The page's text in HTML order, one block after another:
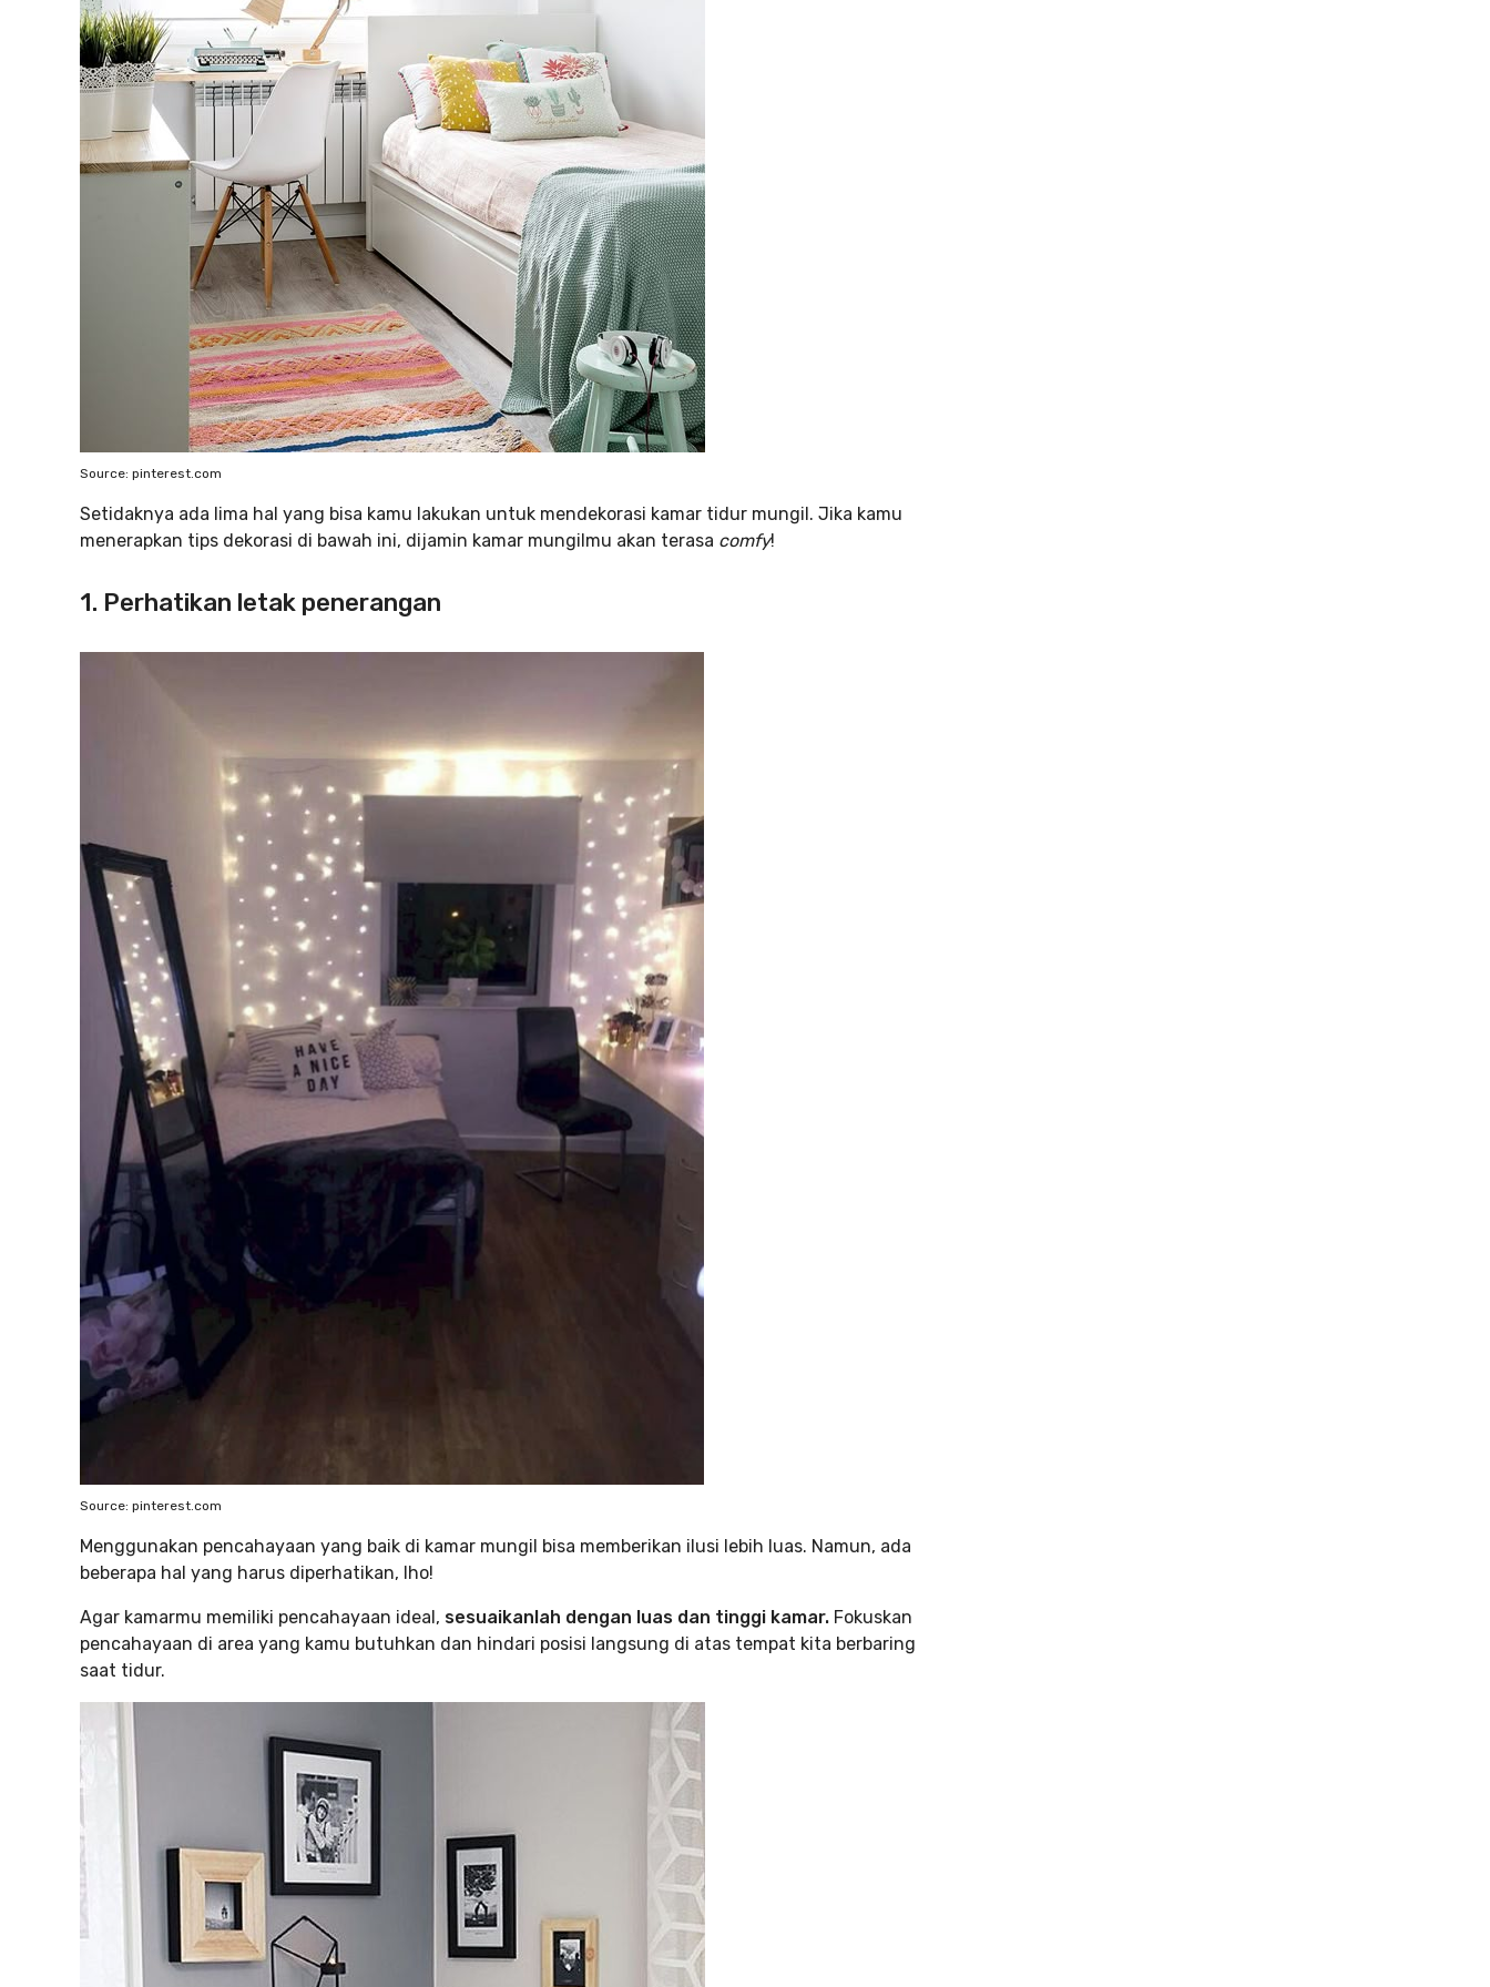
Source: pinterest.com
Setidaknya ada lima hal yang bisa kamu lakukan untuk mendekorasi kamar tidur mungil. Jika kamu
menerapkan tips dekorasi di bawah ini, dijamin kamar mungilmu akan terasa comfy!
1. Perhatikan letak penerangan
Source: pinterest.com
Menggunakan pencahayaan yang baik di kamar mungil bisa memberikan ilusi lebih luas. Namun, ada
beberapa hal yang harus diperhatikan, lho!
Agar kamarmu memiliki pencahayaan ideal, sesuaikanlah dengan luas dan tinggi kamar. Fokuskan
pencahayaan di area yang kamu butuhkan dan hindari posisi langsung di atas tempat kita berbaring
saat tidur.